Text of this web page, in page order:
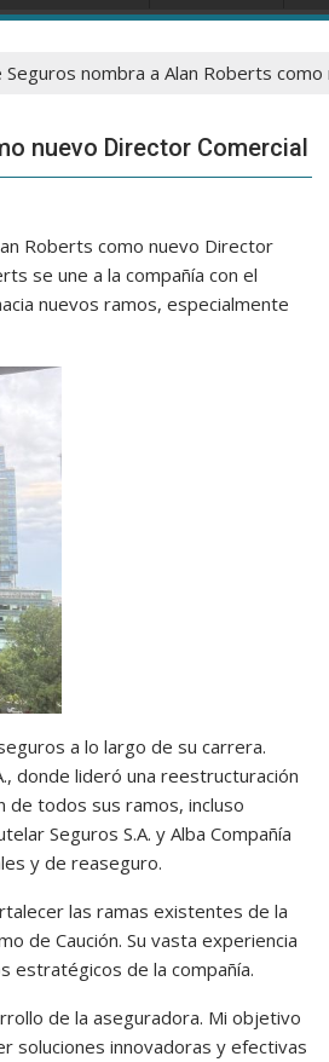
Seguros nombra a Alan Roberts
nuevo Director Comercial
Roberts como nuevo Director
se une a la compañía con el
nuevos ramos, especialmente
a lo largo de su carrera.
donde lideró una reestructuración
de todos sus ramos, incluso
Seguros S.A. y Alba Compañía
y de reaseguro.
las ramas existentes de la
de Caución. Su vasta experiencia
estratégicos de la compañía.
de la aseguradora. Mi objetivo
soluciones innovadoras y efectivas